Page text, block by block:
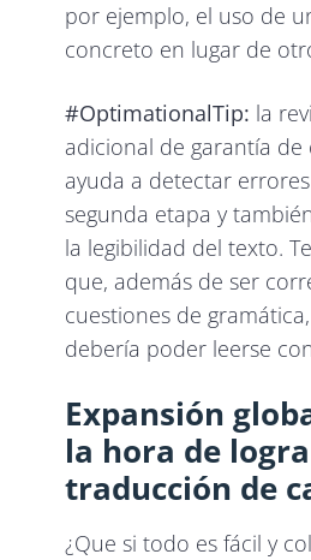
por ejemplo, el uso de
concreto en lugar de
#OptimationalTip: la
adicional de garantía de
ayuda a detectar
segunda etapa y
la legibilidad del texto.
que, además de ser
cuestiones de
debería poder leerse
Expansión
la hora de
traducción de
¿Que si todo es fácil y